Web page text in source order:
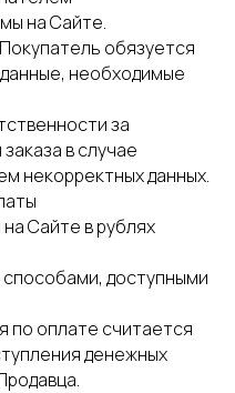
на Сайте.
обязуется
необходимые
за
в случае
некорректных данных.
на Сайте в рублях
доступными
по оплате считается
денежных